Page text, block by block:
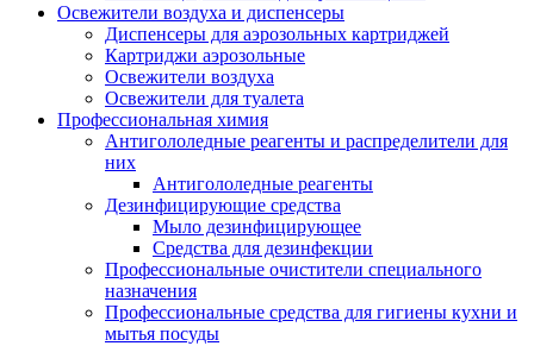
Освежители воздуха и диспенсеры
Диспенсеры для аэрозольных картриджей
Картриджи аэрозольные
Освежители воздуха
Освежители для туалета
Профессиональная химия
Антигололедные реагенты и распределители для
них
Антигололедные реагенты
Дезинфицирующие средства
Мыло дезинфицирующее
Средства для дезинфекции
Профессиональные очистители специального
назначения
Профессиональные средства для гигиены кухни и
мытья посуды